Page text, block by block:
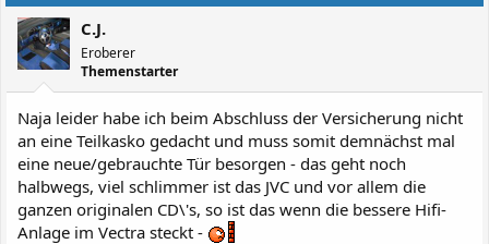
C.J.
Eroberer
Themenstarter
Naja leider habe ich beim Abschluss der Versicherung nicht
an eine Teilkasko gedacht und muss somit demnächst mal
eine neue/gebrauchte Tür besorgen - das geht noch
halbwegs, viel schlimmer ist das JVC und vor allem die
ganzen originalen CD\'s, so ist das wenn die bessere Hifi-
Anlage im Vectra steckt -